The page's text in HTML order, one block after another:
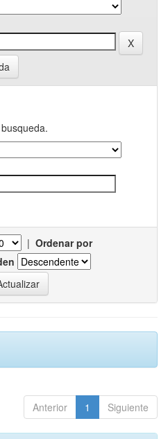
| Ordenar por
Anterior 1 Siguiente